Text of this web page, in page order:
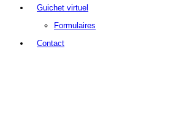
Guichet virtuel
Formulaires
Contact